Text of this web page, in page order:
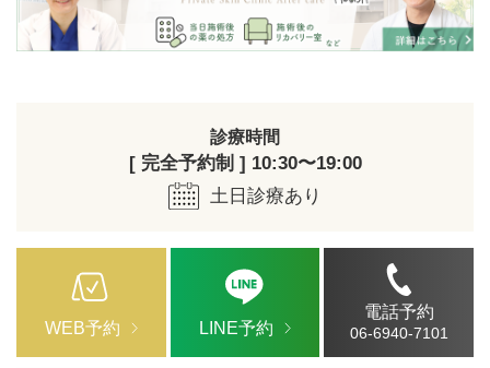
診療時間
[ 完全予約制 ] 10:30〜19:00
土日診療あり
WEB予約 LINE予約
電話予約
06-6940-7101